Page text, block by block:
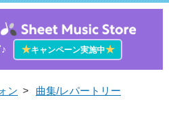
★キャンペーン実施中★
ン > 曲集/レパートリー